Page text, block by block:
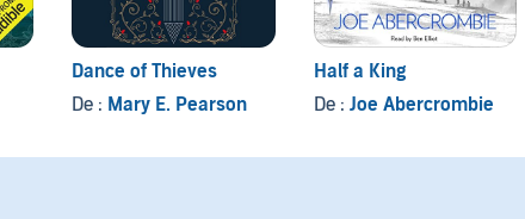
Dance of Thieves
De : Mary E. Pearson
Half a King
De : Joe Abercrombie